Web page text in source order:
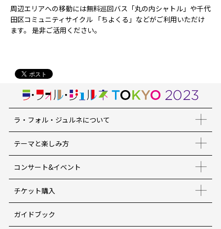
周辺エリアへの移動には無料巡回バス「丸の内シャトル」や千代
田区コミュニティサイクル 「ちよくる」などがご利用いただけ
ます。 是非ご活用ください。
ラ・フォル・ジュルネについて
テーマと楽しみ方
コンサート&イベント
チケット購入
ガイドブック